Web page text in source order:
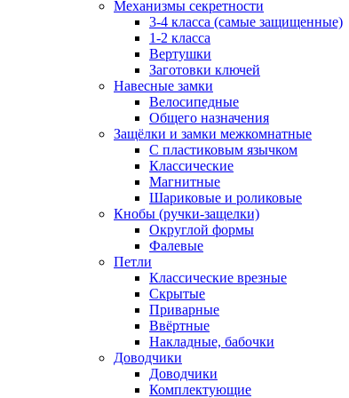
Механизмы секретности
3-4 класса (самые защищенные)
1-2 класса
Вертушки
Заготовки ключей
Навесные замки
Велосипедные
Общего назначения
Защёлки и замки межкомнатные
С пластиковым язычком
Классические
Магнитные
Шариковые и роликовые
Кнобы (ручки-защелки)
Округлой формы
Фалевые
Петли
Классические врезные
Скрытые
Приварные
Ввёртные
Накладные, бабочки
Доводчики
Доводчики
Комплектующие